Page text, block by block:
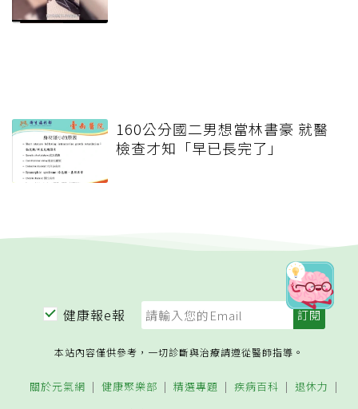
160公分國二男想當林書豪 就醫
檢查才知「早已長完了」
健康報e報
本站內容僅供參考，一切診斷與治療請遵從醫師指導。
關於元氣網 健康聚樂部 精選專題 疾病百科
退休力